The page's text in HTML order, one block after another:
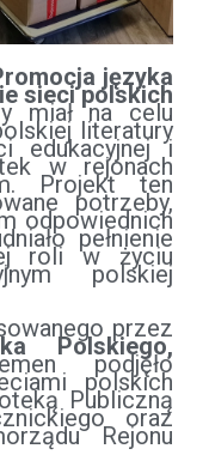
języka
sieci polskich
miał na celu
literatury
edukacyjnej i
w rejonach
Projekt ten
potrzeby,
odpowiednich
pełnienie
roli w życiu
polskiej
przez
Polskiego,
podjęło
polskich
Publiczną
oraz
Rejonu